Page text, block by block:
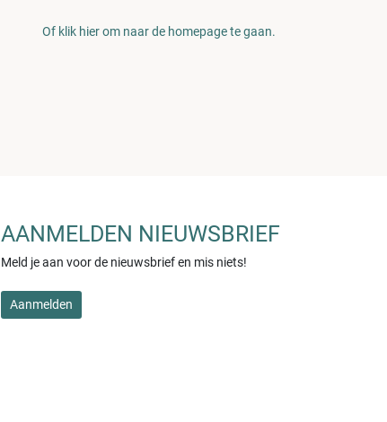
Of klik hier om naar de homepage te gaan.
AANMELDEN NIEUWSBRIEF
Meld je aan voor de nieuwsbrief en mis niets!
Aanmelden